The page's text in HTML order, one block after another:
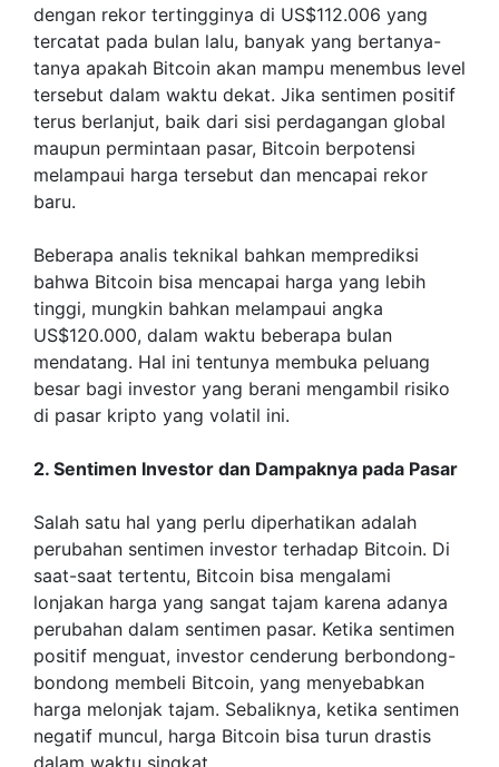
dengan rekor tertingginya di US$112.006 yang
tercatat pada bulan lalu, banyak yang bertanya-
tanya apakah Bitcoin akan mampu menembus level
tersebut dalam waktu dekat. Jika sentimen positif
terus berlanjut, baik dari sisi perdagangan global
maupun permintaan pasar, Bitcoin berpotensi
melampaui harga tersebut dan mencapai rekor
baru.
Beberapa analis teknikal bahkan memprediksi
bahwa Bitcoin bisa mencapai harga yang lebih
tinggi, mungkin bahkan melampaui angka
US$120.000, dalam waktu beberapa bulan
mendatang. Hal ini tentunya membuka peluang
besar bagi investor yang berani mengambil risiko
di pasar kripto yang volatil ini.
2. Sentimen Investor dan Dampaknya pada Pasar
Salah satu hal yang perlu diperhatikan adalah
perubahan sentimen investor terhadap Bitcoin. Di
saat-saat tertentu, Bitcoin bisa mengalami
lonjakan harga yang sangat tajam karena adanya
perubahan dalam sentimen pasar. Ketika sentimen
positif menguat, investor cenderung berbondong-
bondong membeli Bitcoin, yang menyebabkan
harga melonjak tajam. Sebaliknya, ketika sentimen
negatif muncul, harga Bitcoin bisa turun drastis
dalam waktu singkat.